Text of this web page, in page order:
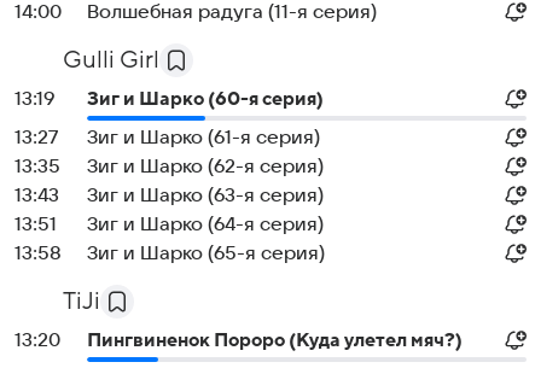
14:00
Волшебная радуга (11-я серия)
Gulli Girl
13:19
Зиг и Шарко (60-я серия)
13:27
Зиг и Шарко (61-я серия)
13:35
Зиг и Шарко (62-я серия)
13:43
Зиг и Шарко (63-я серия)
13:51
Зиг и Шарко (64-я серия)
13:58
Зиг и Шарко (65-я серия)
TiJi
13:20
Пингвиненок Пороро (Куда улетел мяч?)